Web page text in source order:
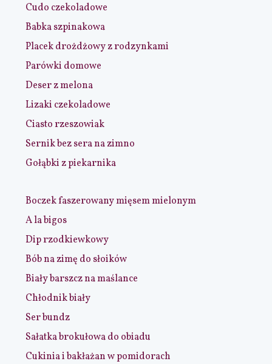
Cudo czekoladowe
Babka szpinakowa
Placek drożdżowy z rodzynkami
Parówki domowe
Deser z melona
Lizaki czekoladowe
Ciasto rzeszowiak
Sernik bez sera na zimno
Gołąbki z piekarnika
Boczek faszerowany mięsem mielonym
A la bigos
Dip rzodkiewkowy
Bób na zimę do słoików
Biały barszcz na maślance
Chłodnik biały
Ser bundz
Sałatka brokułowa do obiadu
Cukinia i bakłażan w pomidorach